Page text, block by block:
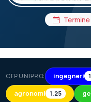
CFP UNIPRO: ingegneri
agronomi 1.25